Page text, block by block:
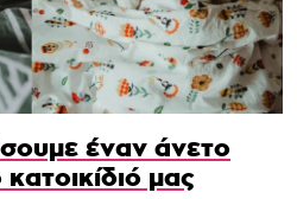
έναν άνετο
μας